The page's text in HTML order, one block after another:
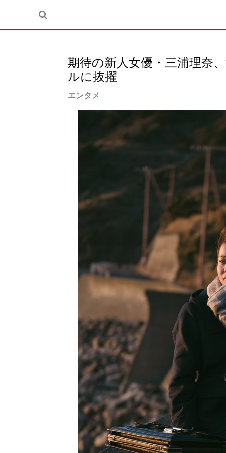
期待の新人女優・三浦理奈
ルに抜擢
エンタメ